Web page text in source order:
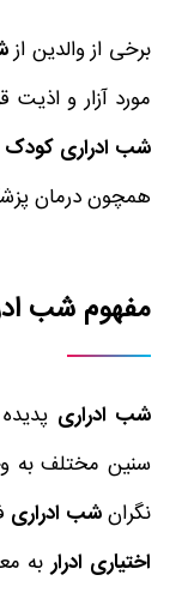
برخی از والدین از
مورد آزار و اذیت
شب ادراری کودک
همچون درمان
مفهوم شب
شب ادراریپدیده
سنین مختلف به
نگرانشب ادراری
اختیاری ادراربه